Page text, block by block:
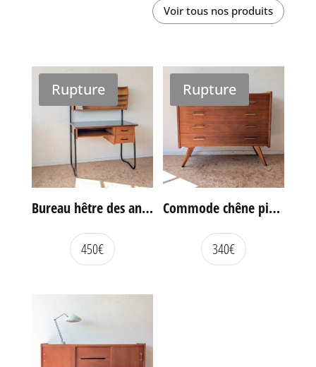
Voir tous nos produits
Rupture
Bureau hêtre des années 60
450€
Rupture
Commode chêne pieds compas vintage
340€